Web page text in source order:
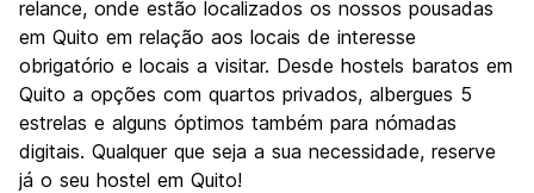
relance, onde estão localizados os nossos pousadas
em Quito em relação aos locais de interesse
obrigatório e locais a visitar. Desde hostels baratos em
Quito a opções com quartos privados, albergues 5
estrelas e alguns óptimos também para nómadas
digitais. Qualquer que seja a sua necessidade, reserve
já o seu hostel em Quito!